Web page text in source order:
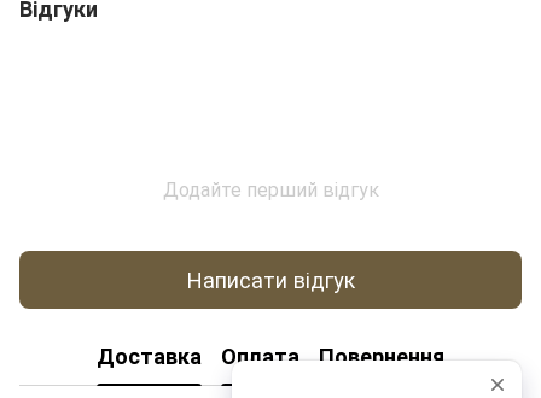
Відгуки
Додайте перший відгук
Написати відгук
Доставка Оплата Повернення